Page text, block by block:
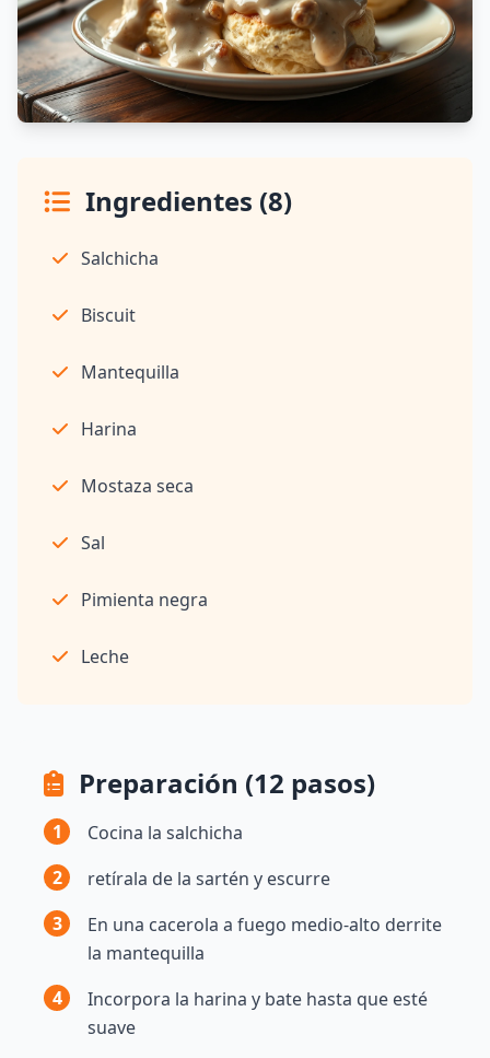
Ingredientes (8)
Salchicha
Biscuit
Mantequilla
Harina
Mostaza seca
Sal
Pimienta negra
Leche
Preparación (12 pasos)
1
Cocina la salchicha
2
retírala de la sartén y escurre
3
En una cacerola a fuego medio-alto derrite
la mantequilla
4
Incorpora la harina y bate hasta que esté
suave